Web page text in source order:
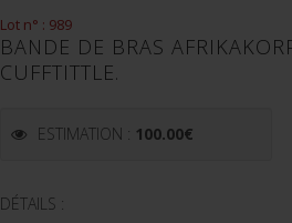
Lot n° : 989
BANDE DE BRAS
CUFFTITTLE.
ESTIMATION : 100.00€
DÉTAILS :